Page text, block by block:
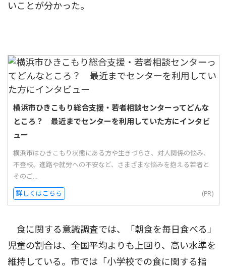
いことが分かった。
横浜市ひきこもり総合支援・若者相談センターってどんな
ところ？ 最近までセンターを利用していた方にインタビ
ュー
横浜市はひきこもり状態にある方や生きづらさ、対人関係の悩み、
不登校、進路や就労への不安など、さまざまな悩みを抱える若者と
そのご...
詳しくはこちら (PR)
食に関する意識調査では、「朝食を毎日食べる」
児童の割合は、全国平均よりも上回り、高い水準を
維持している。市では「小学校での食に関する指